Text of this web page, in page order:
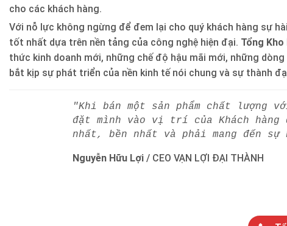
cho các khách hàng.
Với nỗ lực không ngừng để đem lại cho quý khách hàng sự
tốt nhất dựa trên nền tảng của công nghệ hiện đại. Tổng Kho
thức kinh doanh mới, những chế độ hậu mãi mới, những
bắt kịp sự phát triển của nền kinh tế nói chung và sự thành
"Khi bán một sản phẩm chất
đặt mình vào vị trí của Khách
nhất, bền nhất và phải mang đến
Nguyễn Hữu Lợi / CEO VẠN LỢI ĐẠI THÀNH